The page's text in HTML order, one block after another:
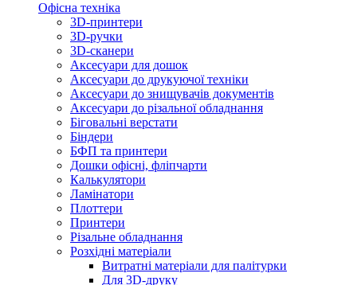
Офісна техніка
3D-принтери
3D-ручки
3D-сканери
Аксесуари для дошок
Аксесуари до друкуючої техніки
Аксесуари до знищувачів документів
Аксесуари до різальної обладнання
Біговальні верстати
Біндери
БФП та принтери
Дошки офісні, фліпчарти
Калькулятори
Ламінатори
Плоттери
Принтери
Різальне обладнання
Розхідні матеріали
Витратні матеріали для палітурки
Для 3D-друку